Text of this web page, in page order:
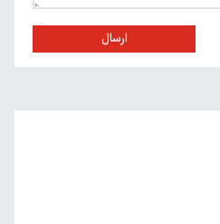
ارسال